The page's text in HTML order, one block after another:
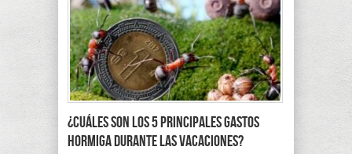
¿Cuáles son los 5 principales gastos
hormiga durante las vacaciones?